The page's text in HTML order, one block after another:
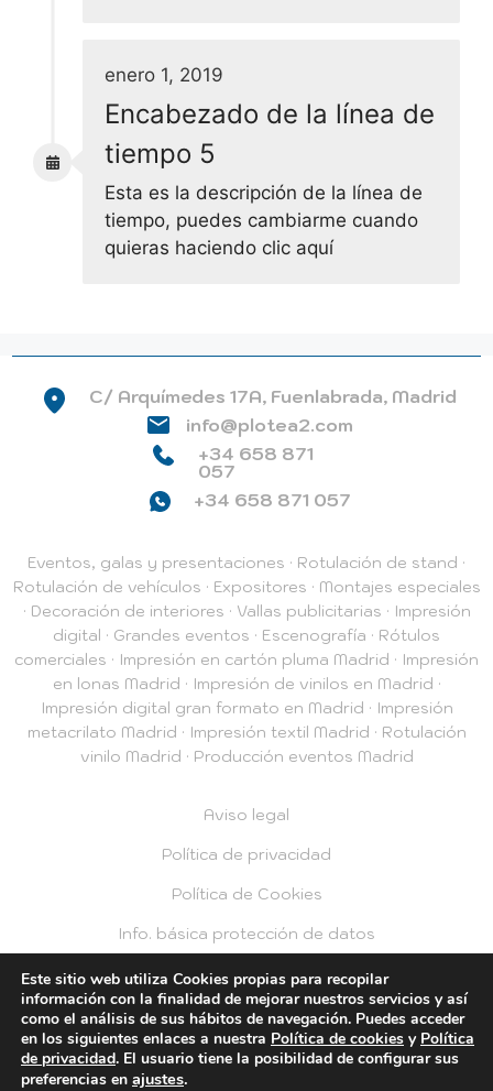
enero 1, 2019
Encabezado de la línea de
tiempo 5
Esta es la descripción de la línea de
tiempo, puedes cambiarme cuando
quieras haciendo clic aquí
C/ Arquímedes 17A, Fuenlabrada, Madrid
info@plotea2.com
+34 658 871
057
+34 658 871 057
Eventos, galas y presentaciones · Rotulación de stand ·
Rotulación de vehículos · Expositores · Montajes especiales
· Decoración de interiores · Vallas publicitarias · Impresión
digital · Grandes eventos · Escenografía · Rótulos
comerciales · Impresión en cartón pluma Madrid · Impresión
en lonas Madrid · Impresión de vinilos en Madrid ·
Impresión digital gran formato en Madrid · Impresión
metacrilato Madrid · Impresión textil Madrid · Rotulación
vinilo Madrid · Producción eventos Madrid
© 2026 Plotea2
Aviso legal
Política de privacidad
Política de Cookies
Info. básica protección de datos
Privacidad RRSS
Este sitio web utiliza Cookies propias para recopilar
información con la finalidad de mejorar nuestros servicios y así
como el análisis de sus hábitos de navegación. Puedes acceder
en los siguientes enlaces a nuestra Política de cookies y Política
de privacidad. El usuario tiene la posibilidad de configurar sus
preferencias en ajustes.